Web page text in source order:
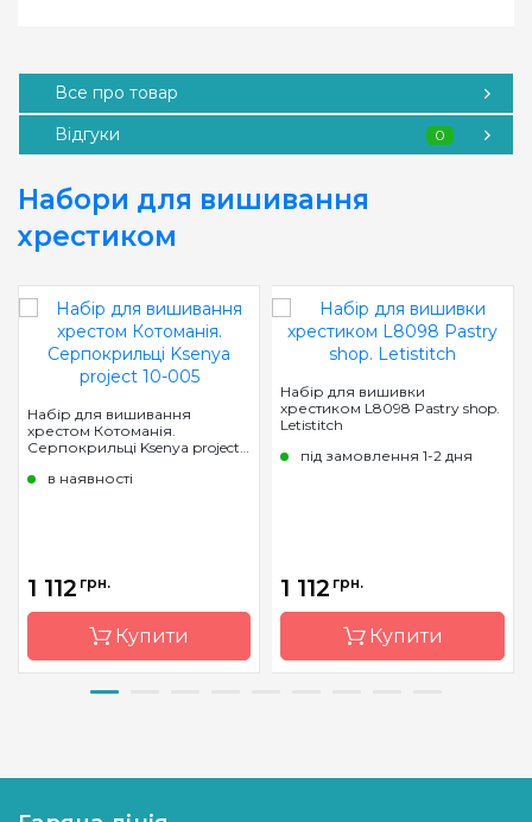
Все про товар
Відгуки
0
Набори для вишивання
хрестиком
Набір для вишивання
хрестом Котоманія.
Серпокрильці Ksenya project
в наявності
1 112 грн.
Купити
виробник
Набір для вишивки
хрестиком L8098 Pastry shop.
Letistitch
під замовлення 1-2 дня
1 112 грн.
Купити
Країна
Молдова